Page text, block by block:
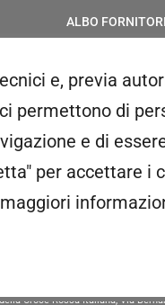
ALBO FORNITORI
PRIVACY
GESTIONALE
RED CLOUD
Croce Rossa Italiana, Via
e, previa
permettono di
e di
per accettare i